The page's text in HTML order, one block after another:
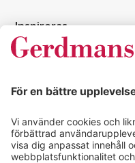
Inspireras
Kundcase
Läsvärt
Kontakt